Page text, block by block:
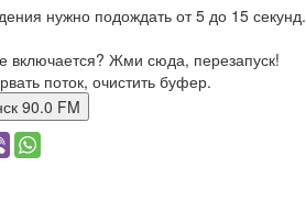
нужно подождать от 5 до 15 секунд.
включается? Жми сюда, перезапуск!
поток, очистить буфер.
90.0 FM